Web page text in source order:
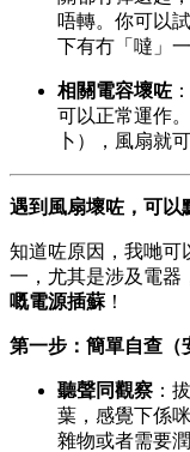
唔轉。你可以
下有冇「噠」
相關電容壞咗
可以正常運作
卜），風扇就
遇到風扇壞咗，可以
知道咗原因，我哋可
一，尤其是涉及電器
嘅電源插蘇！
第一步：簡單自查（
聽聲同觀察 ：
葉，感覺下係
雜物或者需要潤